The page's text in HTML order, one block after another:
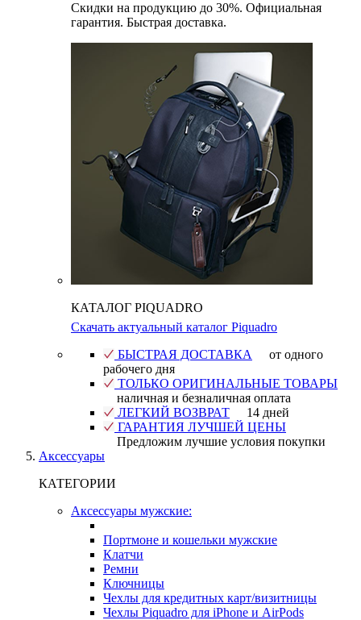
Скидки на продукцию до 30%. Официальная
гарантия. Быстрая доставка.
КАТАЛОГ PIQUADRO
Скачать актуальный каталог Piquadro
БЫСТРАЯ ДОСТАВКА
от одного
рабочего дня
ТОЛЬКО ОРИГИНАЛЬНЫЕ ТОВАРЫ
наличная и безналичная оплата
ЛЕГКИЙ ВОЗВРАТ
14 дней
ГАРАНТИЯ ЛУЧШЕЙ ЦЕНЫ
Предложим лучшие условия покупки
Аксессуары
КАТЕГОРИИ
Аксессуары мужские:
Портмоне и кошельки мужские
Клатчи
Ремни
Ключницы
Чехлы для кредитных карт/визитницы
Чехлы Piquadro для iPhone и AirPods